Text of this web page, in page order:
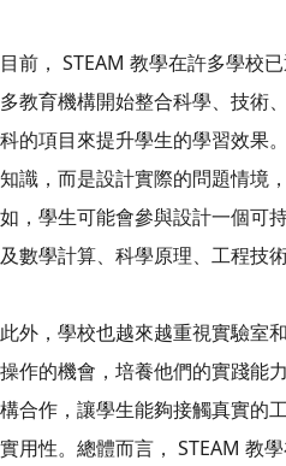
目前， STEAM 教學在許多學校
多教育機構開始整合科學、技術
科的項目來提升學生的學習效果
知識，而是設計實際的問題情境
如，學生可能會參與設計一個可
及數學計算、科學原理、工程技
此外，學校也越來越重視實驗室
操作的機會，培養他們的實踐能
構合作，讓學生能夠接觸真實的
實用性。總體而言， STEAM 教